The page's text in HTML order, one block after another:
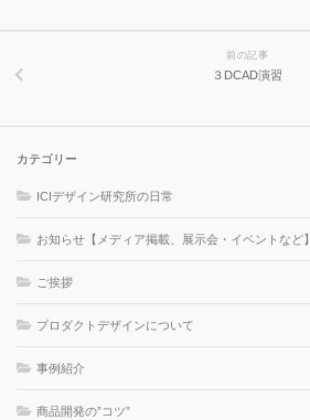
前の記事
３DCAD演習
カテゴリー
ICIデザイン研究所の日常
お知らせ【メディア掲載、展示会・イベントなど】
ご挨拶
プロダクトデザインについて
事例紹介
商品開発の”コツ”